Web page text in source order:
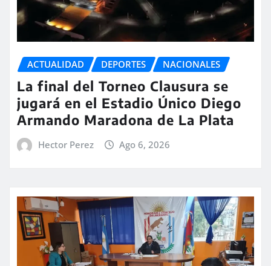
ACTUALIDAD DEPORTES NACIONALES
La final del Torneo Clausura se
jugará en el Estadio Único Diego
Armando Maradona de La Plata
Hector Perez Ago 6, 2026